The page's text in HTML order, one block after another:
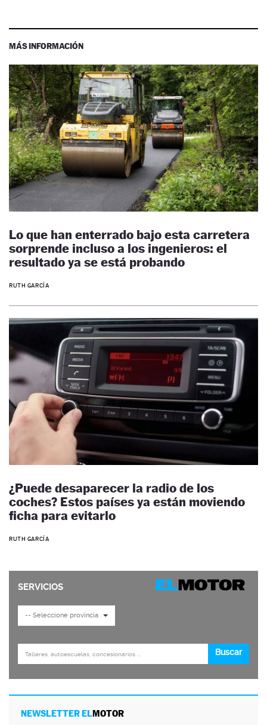
MÁS INFORMACIÓN
Lo que han enterrado bajo esta carretera
sorprende incluso a los ingenieros: el
resultado ya se está probando
RUTH GARCÍA
¿Puede desaparecer la radio de los
coches? Estos países ya están moviendo
ficha para evitarlo
RUTH GARCÍA
NEWSLETTER ELMOTOR